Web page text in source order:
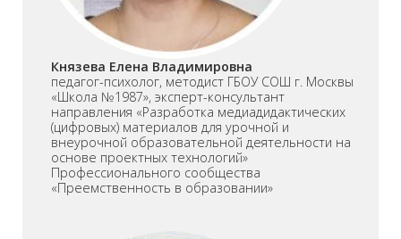
Князева Елена Владимировна
педагог-психолог, методист ГБОУ СОШ г. Москвы
«Школа №1987», эксперт-консультант
направления «Разработка медиадидактических
(цифровых) материалов для урочной и
внеурочной образовательной деятельности на
основе проектных технологий»
Профессионального сообщества
«Преемственность в образовании»